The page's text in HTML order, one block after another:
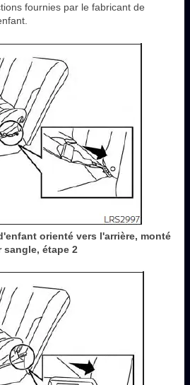
fournies par le fabricant de
orienté vers l'arrière, monté
sangle, étape 2